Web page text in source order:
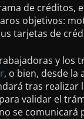
de créditos,
objetivos:
tarjetas de
y los
, o bien, desde la
tras realizar
para validar el
se